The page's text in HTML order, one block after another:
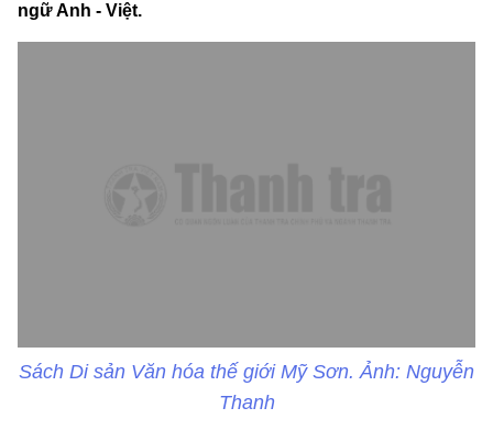
ngữ Anh - Việt.
Sách Di sản Văn hóa thế giới Mỹ Sơn. Ảnh: Nguyễn
Thanh